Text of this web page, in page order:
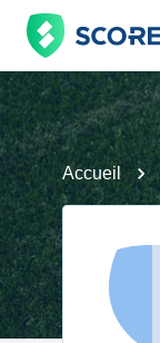
Accueil